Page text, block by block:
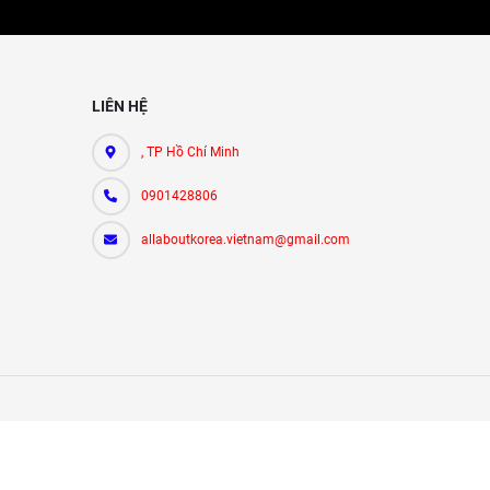
LIÊN HỆ
, TP Hồ Chí Minh
0901428806
allaboutkorea.vietnam@gmail.com